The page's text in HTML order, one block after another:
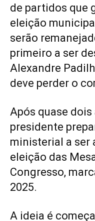
de partidos que
eleição
serão
primeiro a ser
Alexandre
deve perder o
Após quase
presidente
ministerial a ser
eleição das
Congresso,
2025.
A ideia é